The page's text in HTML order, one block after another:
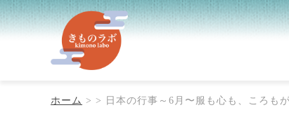
ホーム > > 日本の行事～6月〜服も心も、ころも